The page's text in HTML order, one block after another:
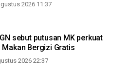
2026 11:37
sebut putusan MK perkuat
Bergizi Gratis
2026 22:37